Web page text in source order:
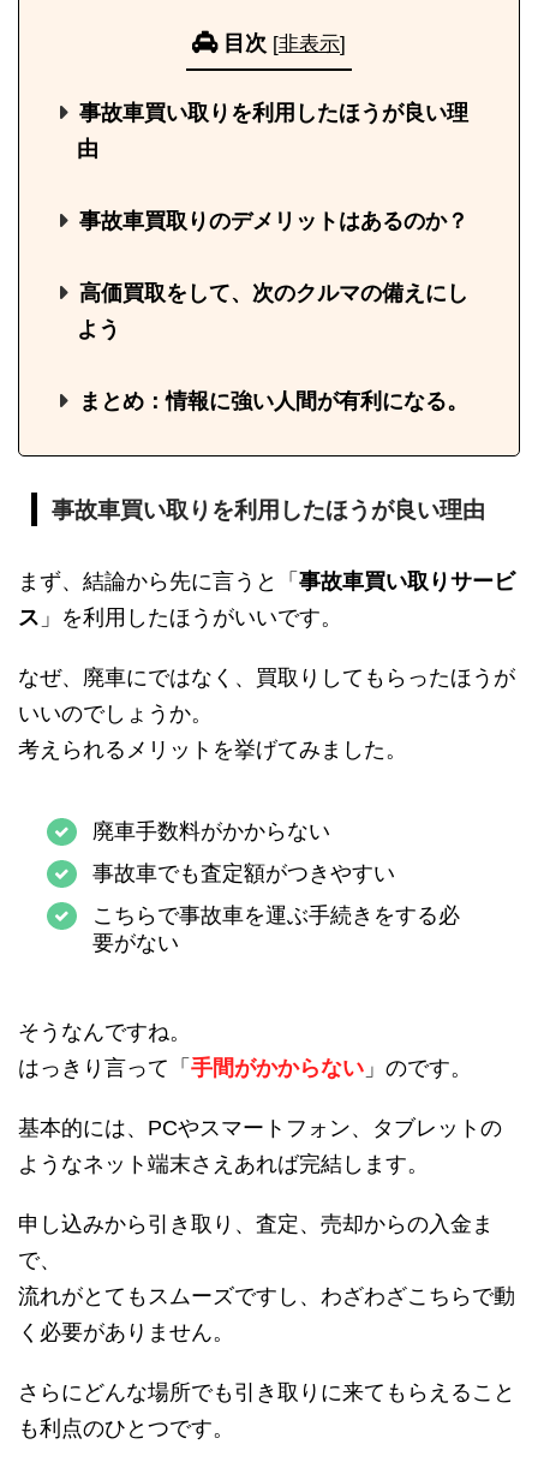
目次 [非表示]
事故車買い取りを利用したほうが良い理
由
事故車買取りのデメリットはあるのか？
高価買取をして、次のクルマの備えにし
よう
まとめ：情報に強い人間が有利になる。
事故車買い取りを利用したほうが良い理由
まず、結論から先に言うと「 事故車買い取りサービ
ス 」を利用したほうがいいです。
なぜ、廃車にではなく、買取りしてもらったほうが
いいのでしょうか。
考えられるメリットを挙げてみました。
廃車手数料がかからない
事故車でも査定額がつきやすい
こちらで事故車を運ぶ手続きをする必
要がない
そうなんですね。
はっきり言って「 手間がかからない 」のです。
基本的には、PCやスマートフォン、タブレットの
ようなネット端末さえあれば完結します。
申し込みから引き取り、査定、売却からの入金ま
で、
流れがとてもスムーズですし、わざわざこちらで動
く必要がありません。
さらにどんな場所でも引き取りに来てもらえること
も利点のひとつです。